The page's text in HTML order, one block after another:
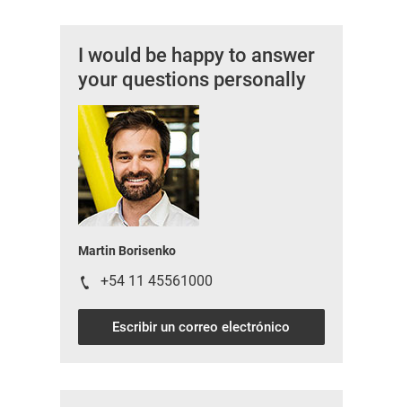
I would be happy to answer
your questions personally
Martin Borisenko
+54 11 45561000
Escribir un correo electrónico